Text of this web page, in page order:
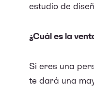
estudio de
¿Cuál es la
Si eres una
te dará una